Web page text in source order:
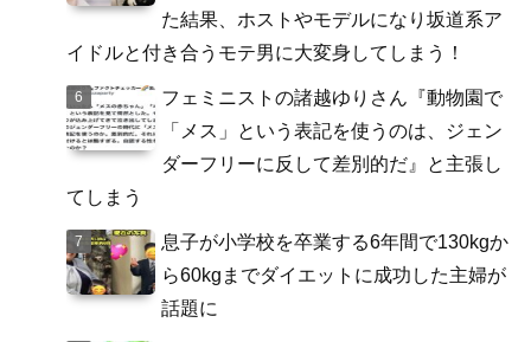
た結果、ホストやモデルになり坂道系ア
イドルと付き合うモテ男に大変身してしまう！
フェミニストの諸越ゆりさん『動物園で
「メス」という表記を使うのは、ジェン
ダーフリーに反して差別的だ』と主張し
てしまう
息子が小学校を卒業する6年間で130kgか
ら60kgまでダイエットに成功した主婦が
話題に